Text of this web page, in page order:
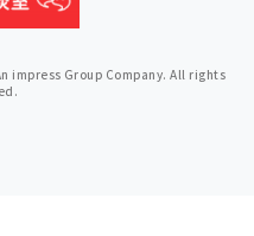
impress Group Company. All rights